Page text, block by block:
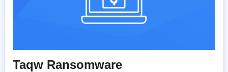
Taqw Ransomware